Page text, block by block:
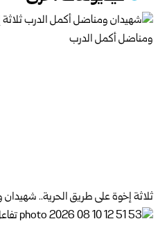
ثلاثة إخوة على طريق الحرية..